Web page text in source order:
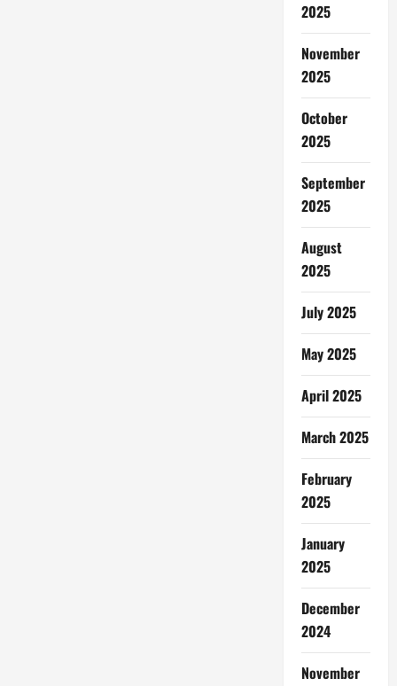
2025
November
2025
October
2025
September
2025
August
2025
July 2025
May 2025
April 2025
March 2025
February
2025
January
2025
December
2024
November